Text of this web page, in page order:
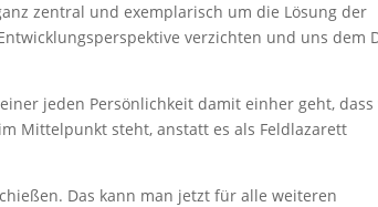
zentral und exemplarisch um die Lösung der
verzichten und uns dem
jeden Persönlichkeit damit einher geht,
Mittelpunkt steht, anstatt es als Feldlazarett
Das kann man jetzt für alle weiteren